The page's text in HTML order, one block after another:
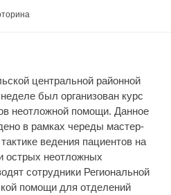
центральной районной
был организован курс
неотложной помощи. Данное
в рамках череды мастер-
ведения пациентов на
острых неотложных
сотрудники Региональной
помощи для отделений